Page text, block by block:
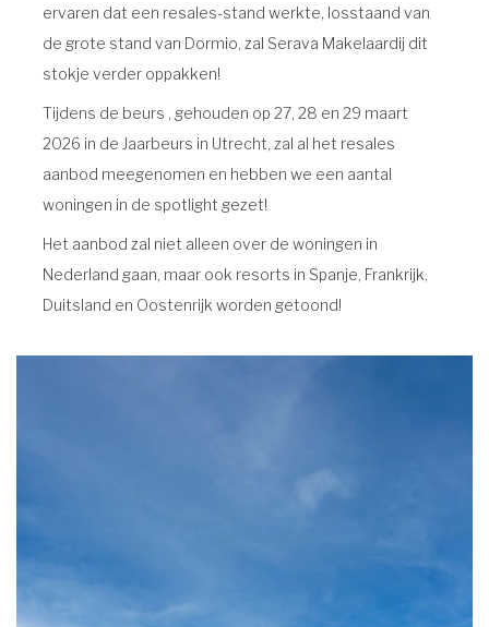
ervaren dat een resales-stand werkte, losstaand van
de grote stand van Dormio, zal Serava Makelaardij dit
stokje verder oppakken!
Tijdens de beurs , gehouden op 27, 28 en 29 maart
2026 in de Jaarbeurs in Utrecht, zal al het resales
aanbod meegenomen en hebben we een aantal
woningen in de spotlight gezet!
Het aanbod zal niet alleen over de woningen in
Nederland gaan, maar ook resorts in Spanje, Frankrijk,
Duitsland en Oostenrijk worden getoond!